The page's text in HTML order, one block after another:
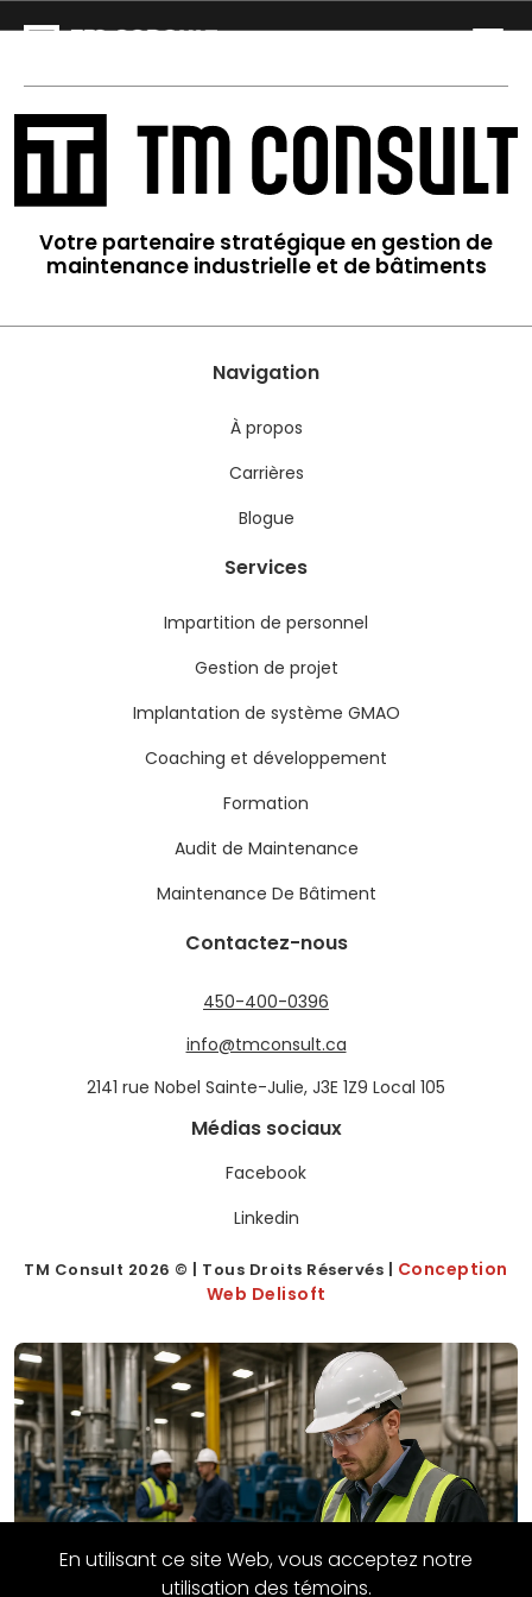
Votre partenaire stratégique en gestion de
maintenance industrielle et de bâtiments
Navigation
À propos
Carrières
Blogue
Services
Impartition de personnel
Gestion de projet
Implantation de système GMAO
Coaching et développement
Formation
Audit de Maintenance
Maintenance De Bâtiment
Contactez-nous
450-400-0396
info@tmconsult.ca
2141 rue Nobel Sainte-Julie, J3E 1Z9 Local 105
Médias sociaux
Facebook
Linkedin
TM Consult 2026 © | Tous Droits Réservés | Conception
Web Delisoft
En utilisant ce site Web, vous acceptez notre
utilisation des témoins.